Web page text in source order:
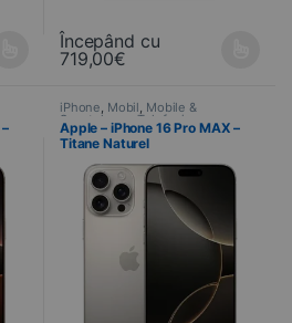
Les options peuvent être
Începând cu
719,00€
Ce produit a plusieurs
iPhone, Mobil, Mobile &
Smartphone ,Telefonie
Apple – iPhone 16 Pro MAX –
Titane Naturel